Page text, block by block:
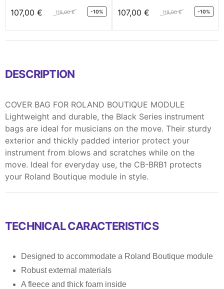
107,00 € 119,00 € -10% 107,00 € 119,00 € -10%
DESCRIPTION
COVER BAG FOR ROLAND BOUTIQUE MODULE
Lightweight and durable, the Black Series instrument
bags are ideal for musicians on the move. Their sturdy
exterior and thickly padded interior protect your
instrument from blows and scratches while on the
move. Ideal for everyday use, the CB-BRB1 protects
your Roland Boutique module in style.
TECHNICAL CARACTERISTICS
Designed to accommodate a Roland Boutique module
Robust external materials
A fleece and thick foam inside